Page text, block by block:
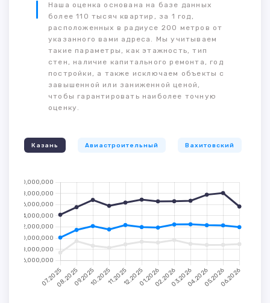
Наша оценка основана на базе данных
более 110 тысяч квартир, за 1 год,
расположенных в радиусе 200 метров от
указанного вами адреса. Мы учитываем
такие параметры, как этажность, тип
стен, наличие капитального ремонта, год
постройки, а также исключаем объекты с
завышенной или заниженной ценой,
чтобы гарантировать наиболее точную
оценку.
Казань Авиастроительный Вахитовский